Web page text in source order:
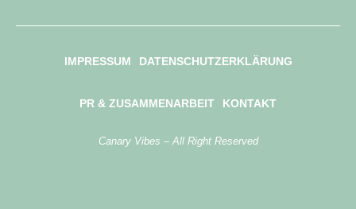
IMPRESSUM DATENSCHUTZERKLÄRUNG
PR & ZUSAMMENARBEIT KONTAKT
Canary Vibes – All Right Reserved